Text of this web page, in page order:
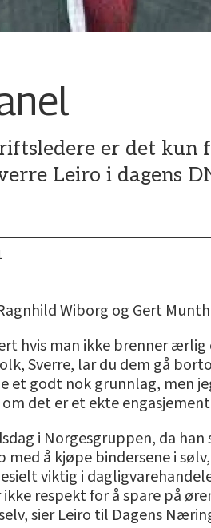
er det
Leiro i dagens
Wiborg og Gert
hvis man ikke brenner
Sverre, lar du dem gå
et godt nok grunnlag, men
det er et ekte
i Norgesgruppen, da
å kjøpe bindersene i
viktig i
respekt for å spare på
sier Leiro til Dagens